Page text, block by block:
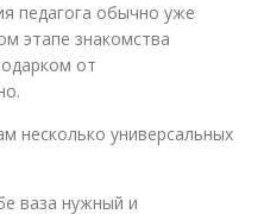
педагога обычно уже
этапе знакомства
от
несколько универсальных
ваза нужный и